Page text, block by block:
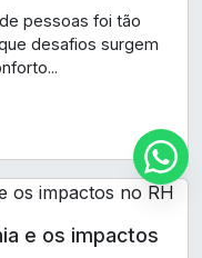
pessoas foi tão
desafios surgem
e os impactos